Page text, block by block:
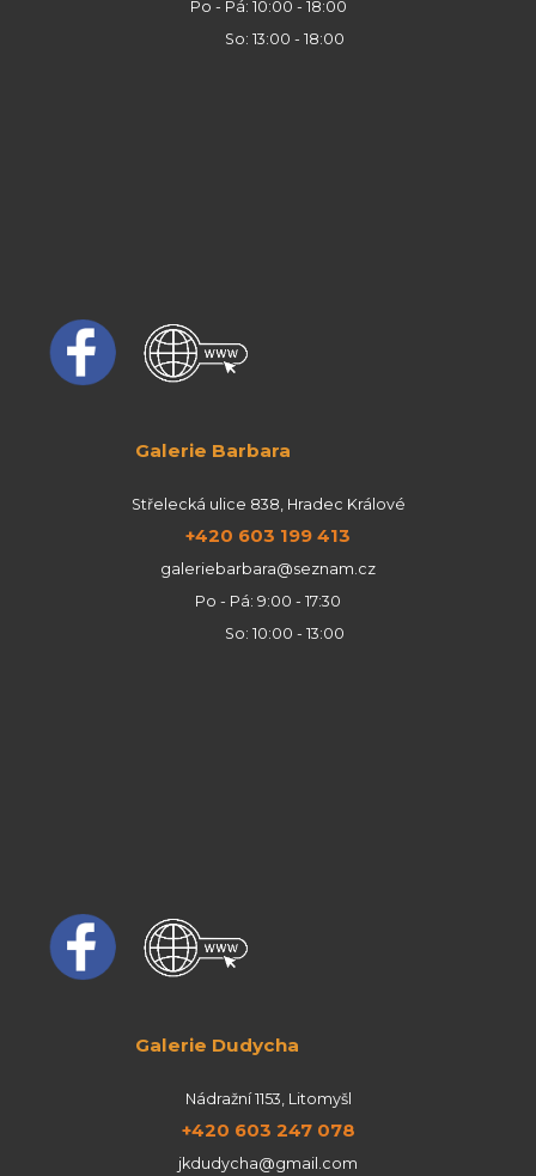
Po - Pá: 10:00 - 18:00
So: 13:00 - 18:00
Galerie Barbara
Střelecká ulice 838, Hradec Králové
+420 603 199 413
galeriebarbara@seznam.cz
Po - Pá: 9:00 - 17:30
So: 10:00 - 13:00
Galerie Dudycha
Nádražní 1153, Litomyšl
+420 603 247 078
jkdudycha@gmail.com